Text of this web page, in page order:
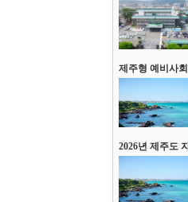
제주형 예비사
2026년 제주도